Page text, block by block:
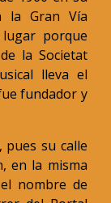
la Gran Vía
porque
la Societat
lleva el
fundador y
pues su calle
en la misma
nombre de